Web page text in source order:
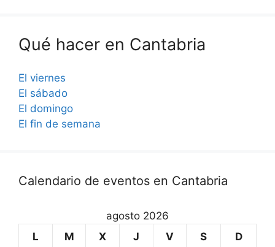
Qué hacer en Cantabria
El viernes
El sábado
El domingo
El fin de semana
Calendario de eventos en Cantabria
agosto 2026
L
M X J V S D